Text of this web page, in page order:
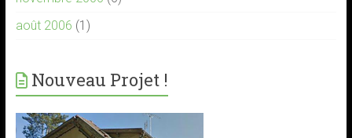
août 2006 (1)
Nouveau Projet !